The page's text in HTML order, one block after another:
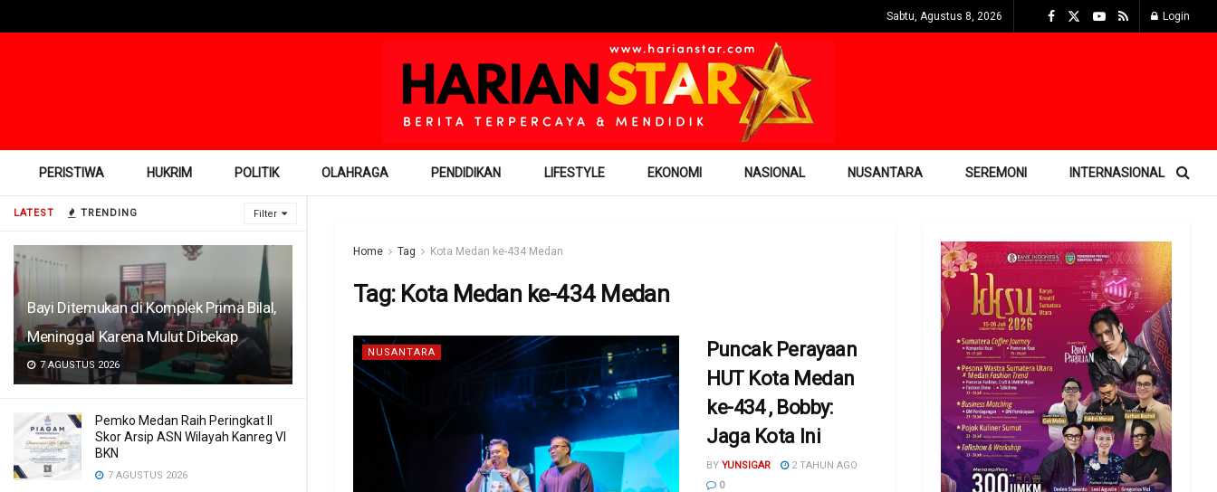
LATEST TRENDING Filter
Bayi Ditemukan di Komplek Prima Bilal,
Meninggal Karena Mulut Dibekap
7 AGUSTUS 2026
Pemko Medan Raih Peringkat II
Skor Arsip ASN Wilayah Kanreg VI
BKN
7 AGUSTUS 2026
Sabtu, Agustus 8, 2026 Login
PERISTIWA HUKRIM POLITIK OLAHRAGA PENDIDIKAN LIFESTYLE EKONOMI NASIONAL NUSANTARA SEREMONI INTERNASIONAL
Home Tag Kota Medan ke-434 Medan
Tag: Kota Medan ke-434 Medan
NUSANTARA
Puncak Perayaan
HUT Kota Medan
ke-434 , Bobby:
Jaga Kota Ini
BY YUNSIGAR
2 TAHUN AGO
0